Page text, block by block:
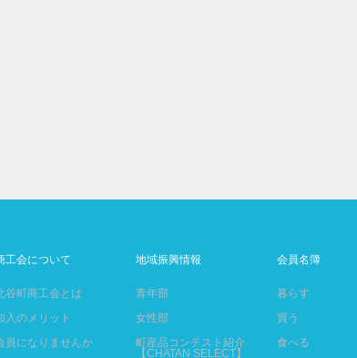
工会について
谷町商工会とは
入のメリット
員になりませんか
地域振興情報
青年部
女性部
町産品コンテスト紹介
【CHATAN SELECT】
会員名簿
暮らす
買う
食べる